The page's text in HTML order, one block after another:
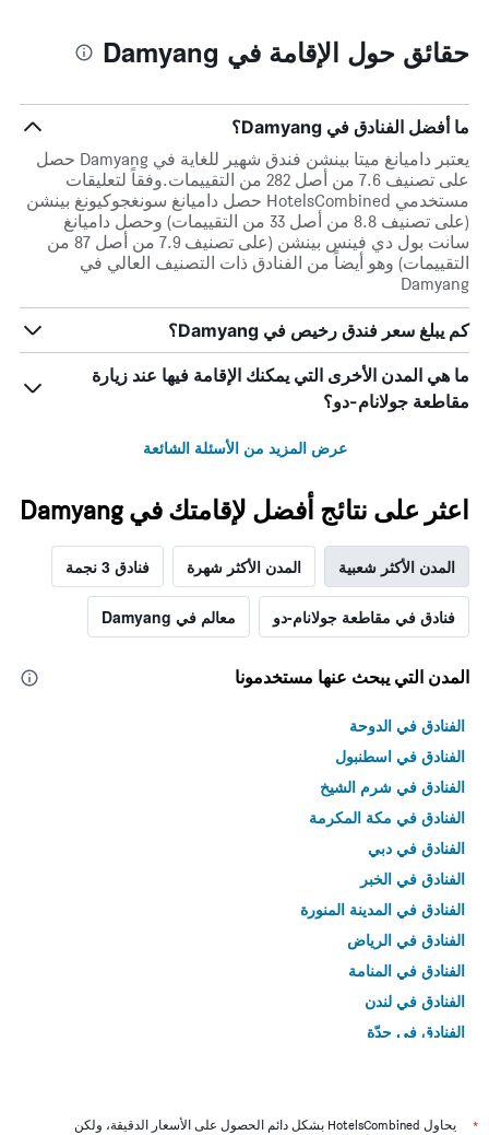
حقائق حول الإقامة في Damyang
ما أفضل الفنادق في Damyang؟
يعتبر داميانغ ميتا بينشن فندق شهير للغاية في Damyang حصل
على تصنيف 7.6 من أصل 282 من التقييمات.وفقاً لتعليقات
مستخدمي HotelsCombined حصل داميانغ سونغجوكيونغ بينشن
(على تصنيف 8.8 من أصل 33 من التقييمات) وحصل داميانغ
سانت بول دي فينس بينشن (على تصنيف 7.9 من أصل 87 من
التقييمات) وهو أيضاً من الفنادق ذات التصنيف العالي في
Damyang
كم يبلغ سعر فندق رخيص في Damyang؟
ما هي المدن الأخرى التي يمكنك الإقامة فيها عند زيارة
مقاطعة جولانام-دو؟
عرض المزيد من الأسئلة الشائعة
اعثر على نتائج أفضل لإقامتك في Damyang
المدن الأكثر شعبية المدن الأكثر شهرة فنادق 3 نجمة
فنادق في مقاطعة جولانام-دو معالم في Damyang
المدن التي يبحث عنها مستخدمونا
الفنادق في الدوحة
الفنادق في اسطنبول
الفنادق في شرم الشيخ
الفنادق في مكة المكرمة
الفنادق في دبي
الفنادق في الخبر
الفنادق في المدينة المنورة
الفنادق في الرياض
الفنادق في المنامة
الفنادق في لندن
الفنادق في جدّة
*
يحاول HotelsCombined بشكل دائم الحصول على الأسعار الدقيقة، ولكن